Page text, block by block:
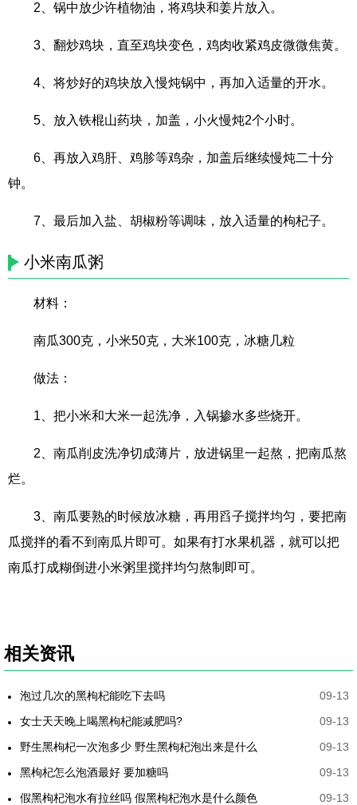
2、锅中放少许植物油，将鸡块和姜片放入。
3、翻炒鸡块，直至鸡块变色，鸡肉收紧鸡皮微微焦黄。
4、将炒好的鸡块放入慢炖锅中，再加入适量的开水。
5、放入铁棍山药块，加盖，小火慢炖2个小时。
6、再放入鸡肝、鸡胗等鸡杂，加盖后继续慢炖二十分
钟。
7、最后加入盐、胡椒粉等调味，放入适量的枸杞子。
小米南瓜粥
材料：
南瓜300克，小米50克，大米100克，冰糖几粒
做法：
1、把小米和大米一起洗净，入锅掺水多些烧开。
2、南瓜削皮洗净切成薄片，放进锅里一起熬，把南瓜熬
烂。
3、南瓜要熟的时候放冰糖，再用舀子搅拌均匀，要把南
瓜搅拌的看不到南瓜片即可。如果有打水果机器，就可以把
南瓜打成糊倒进小米粥里搅拌均匀熬制即可。
相关资讯
泡过几次的黑枸杞能吃下去吗
09-13
女士天天晚上喝黑枸杞能减肥吗?
09-13
野生黑枸杞一次泡多少 野生黑枸杞泡出来是什么
09-13
黑枸杞怎么泡酒最好 要加糖吗
09-13
假黑枸杞泡水有拉丝吗 假黑枸杞泡水是什么颜色
09-13